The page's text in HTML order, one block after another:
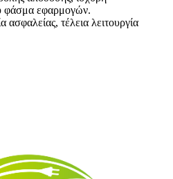
φάσμα εφαρμογών.
τέλεια λειτουργία